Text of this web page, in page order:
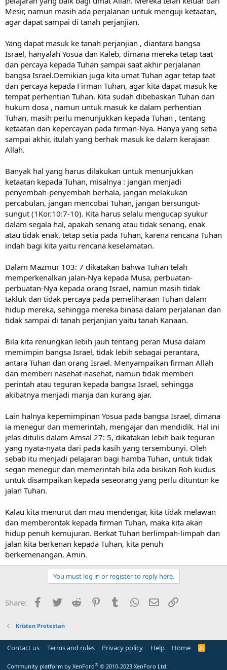
Mesir, namun masih ada perjalanan untuk menguji ketaatan,
agar dapat sampai di tanah perjanjian.
Yang dapat masuk ke tanah perjanjian , diantara bangsa
Israel, hanyalah Yosua dan Kaleb, dimana mereka tetap taat
dan percaya kepada Tuhan sampai saat akhir perjalanan
bangsa Israel.Demikian juga kita umat Tuhan agar tetap taat
dan percaya kepada Firman Tuhan, agar kita dapat masuk ke
tempat perhentian Tuhan. Kita sudah dibebaskan Tuhan dari
hukum dosa , namun untuk masuk ke dalam perhentian
Tuhan, masih perlu menunjukkan kepada Tuhan , tentang
ketaatan dan kepercayan pada firman-Nya. Hanya yang setia
sampai akhir, itulah yang berhak masuk ke dalam kerajaan
Allah.
Banyak hal yang harus dilakukan untuk menunjukkan
ketaatan kepada Tuhan, misalnya : jangan menjadi
penyembah-penyembah berhala, jangan melakukan
percabulan, jangan mencobai Tuhan, jangan bersungut-
sungut (1Kor.10:7-10). Kita harus selalu mengucap syukur
dalam segala hal, apakah senang atau tidak senang, enak
atau tidak enak, tetap setia pada Tuhan, karena rencana Tuhan
indah bagi kita yaitu rencana keselamatan.
Dalam Mazmur 103: 7 dikatakan bahwa Tuhan telah
memperkenalkan jalan-Nya kepada Musa, perbuatan-
perbuatan-Nya kepada orang Israel, namun masih tidak
takluk dan tidak percaya pada pemeliharaan Tuhan dalam
hidup mereka, sehingga mereka binasa dalam perjalanan dan
tidak sampai di tanah perjanjian yaitu tanah Kanaan.
Bila kita renungkan lebih jauh tentang peran Musa dalam
memimpin bangsa Israel, tidak lebih sebagai perantara,
antara Tuhan dan orang Israel. Menyampaikan firman Allah
dan memberi nasehat-nasehat, namun tidak memberi
perintah atau teguran kepada bangsa Israel, sehingga
akibatnya menjadi manja dan kurang ajar.
Lain halnya kepemimpinan Yosua pada bangsa Israel, dimana
ia menegur dan memerintah, mengajar dan mendidik. Hal ini
jelas ditulis dalam Amsal 27: 5, dikatakan lebih baik teguran
yang nyata-nyata dari pada kasih yang tersembunyi. Oleh
sebab itu menjadi pelajaran bagi hamba Tuhan, untuk tidak
segan menegur dan memerintah bila ada bisikan Roh kudus
untuk disampaikan kepada seseorang yang perlu dituntun ke
jalan Tuhan.
Kalau kita menurut dan mau mendengar, kita tidak melawan
dan memberontak kepada firman Tuhan, maka kita akan
hidup penuh kemujuran. Berkat Tuhan berlimpah-limpah dan
jalan kita berkenan kepada Tuhan, kita penuh
berkemenangan. Amin.
You must log in or register to reply here.
Share: Facebook
Twitter Reddit PinterestTumblr WhatsApp
Email
Kristen Protestan
Contact us Terms and rules Privacy policy Help Home
R
Community platform by XenForo® © 2010-2023 XenForo Ltd.